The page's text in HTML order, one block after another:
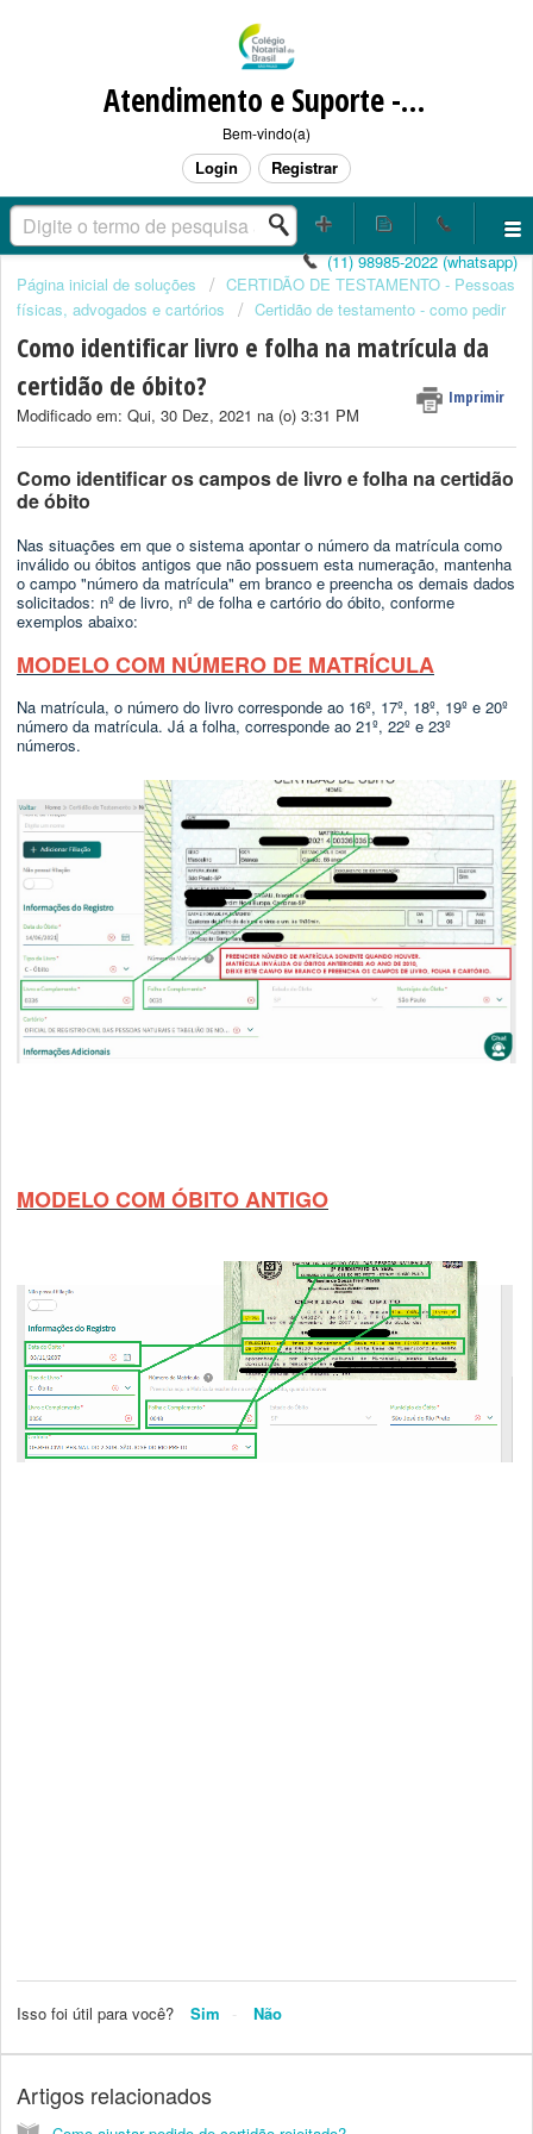
Atendimento e Suporte - CANP / SIGNO / CORRESPONDENTE NOTARIAL
Bem-vindo(a)
Login Registrar
(11) 98985-2022 (whatsapp)
Página inicial de soluções
CERTIDÃO DE TESTAMENTO - Pessoas
físicas, advogados e cartórios
Certidão de testamento - como pedir
Como identificar livro e folha na matrícula da
certidão de óbito?
Imprimir
Modificado em: Qui, 30 Dez, 2021 na (o) 3:31 PM
Como identificar os campos de livro e folha na certidão
de óbito
Nas situações em que o sistema apontar o número da matrícula como
inválido ou óbitos antigos que não possuem esta numeração, mantenha
o campo "número da matrícula" em branco e preencha os demais dados
solicitados: nº de livro, nº de folha e cartório do óbito, conforme
exemplos abaixo:
MODELO COM NÚMERO DE MATRÍCULA
Na matrícula, o número do livro corresponde ao 16º, 17º, 18º, 19º e 20º
número da matrícula. Já a folha, corresponde ao 21º, 22º e 23º
números.
MODELO COM ÓBITO ANTIGO
Isso foi útil para você? Sim Não
Artigos relacionados